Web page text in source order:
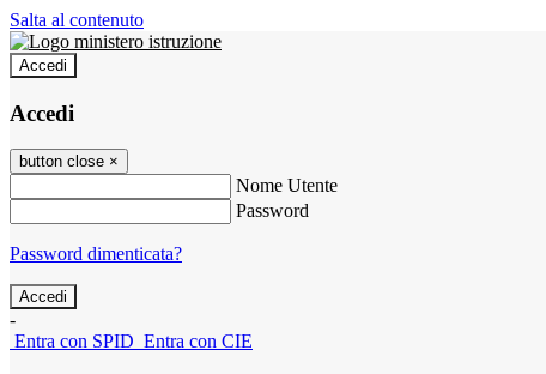
Salta al contenuto
Accedi
Accedi
button close ×
Nome Utente
Password
Password dimenticata?
-
Entra con SPID Entra con CIE